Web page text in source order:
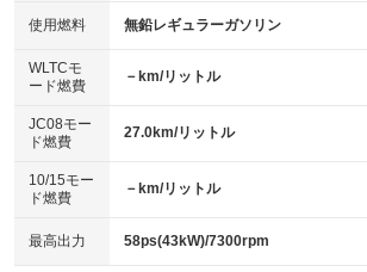
100V電源
：装備なし
センターデフロック
：装備なし
電動格納ミラー
：装備なし
バックカメラ
：装備なし
エアロ
：装備なし
：装備なし
パワーシート
ベンチシート
：装備あり
チップアップシート
：装備なし
使用燃料 無鉛レギュラーガソリン
WLTCモ
ード燃費
－km/リットル
JC08モー
ド燃費
27.0km/リットル
10/15モー
ド燃費
－km/リットル
最高出力 58ps(43kW)/7300rpm